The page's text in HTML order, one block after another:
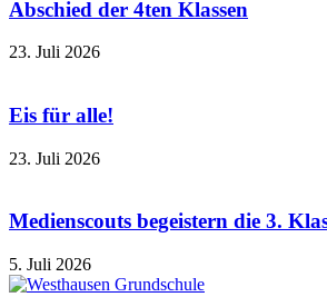
Abschied der 4ten Klassen
23. Juli 2026
Eis für alle!
23. Juli 2026
Medienscouts begeistern die 3.
5. Juli 2026